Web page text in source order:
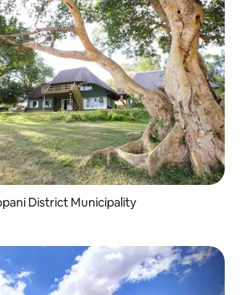
District Municipality